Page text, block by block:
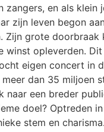
en als
zijn leven begon
grote doorbraak
winst opleverden.
eigen concert in
dan 35 miljoen
naar een breder
doel? Optreden
stem en